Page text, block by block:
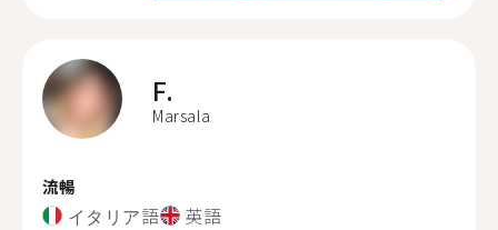
F.
Marsala
流暢
イタリア語 英語